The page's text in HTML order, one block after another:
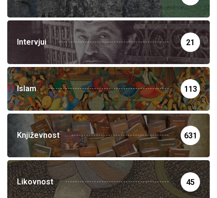
Intervjui 21
Islam 113
Književnost 631
Likovnost 45